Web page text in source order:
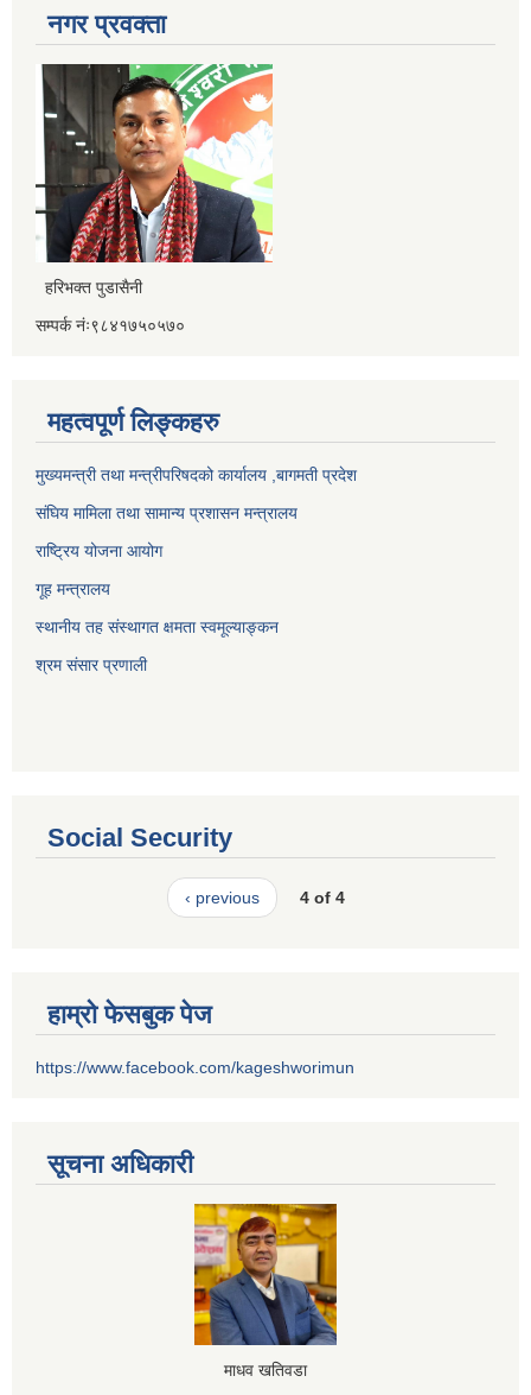
नगर प्रवक्ता
हरिभक्त पुडासैनी
सम्पर्क नंः९८४१७५०५७०
महत्वपूर्ण लिङ्कहरु
मुख्यमन्त्री तथा मन्त्रीपरिषदको कार्यालय ,बागमती प्रदेश
संघिय मामिला तथा सामान्य प्रशासन मन्त्रालय
राष्ट्रिय योजना आयोग
गूह मन्त्रालय
स्थानीय तह संस्थागत क्षमता स्वमूल्याङ्कन
श्रम संसार प्रणाली
Social Security
‹ previous 4 of 4
हाम्रो फेसबुक पेज
https://www.facebook.com/kageshworimun
सूचना अधिकारी
माधव खतिवडा